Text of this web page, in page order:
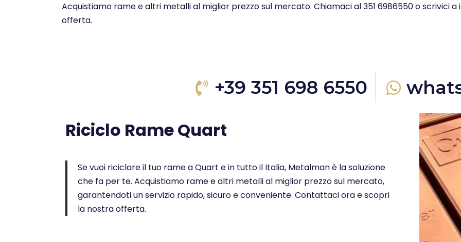
Acquistiamo rame e altri metalli al miglior prezzo sul mercato. Chiamaci al 351 6986550 o scrivici
offerta.
+39 351 698 6550
Riciclo Rame Quart
Se vuoi riciclare il tuo rame a Quart e in tutto il Italia, Metalman è la soluzione
che fa per te. Acquistiamo rame e altri metalli al miglior prezzo sul mercato,
garantendoti un servizio rapido, sicuro e conveniente. Contattaci ora e scopri
la nostra offerta.